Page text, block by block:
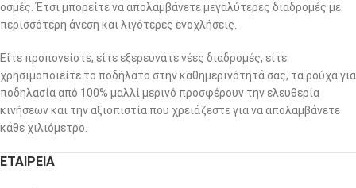
οσμές. Έτσι μπορείτε να απολαμβάνετε μεγαλύτερες διαδρομές με
περισσότερη άνεση και λιγότερες ενοχλήσεις.
Είτε προπονείστε, είτε εξερευνάτε νέες διαδρομές, είτε
χρησιμοποιείτε το ποδήλατο στην καθημερινότητά σας, τα ρούχα για
ποδηλασία από 100% μαλλί μερινό προσφέρουν την ελευθερία
κινήσεων και την αξιοπιστία που χρειάζεστε για να απολαμβάνετε
κάθε χιλιόμετρο.
ΕΤΑΙΡΕΙΑ